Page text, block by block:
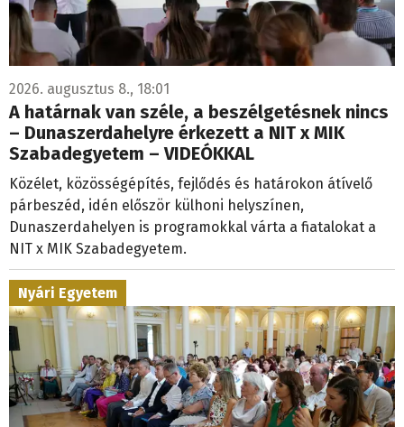
2026. augusztus 8., 18:01
A határnak van széle, a beszélgetésnek nincs
– Dunaszerdahelyre érkezett a NIT x MIK
Szabadegyetem – VIDEÓKKAL
Közélet, közösségépítés, fejlődés és határokon átívelő
párbeszéd, idén először külhoni helyszínen,
Dunaszerdahelyen is programokkal várta a fiatalokat a
NIT x MIK Szabadegyetem.
Nyári Egyetem